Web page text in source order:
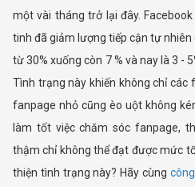
một vài tháng trở lại đây.
tinh đã giảm lượng tiếp cận tự
từ 30% xuống còn 7 % và nay là 3 -
Tình trạng này khiến không chỉ các
fanpage nhỏ cũng èo uột không
làm tốt việc chăm sóc fanpage,
thậm chỉ không thể đạt được mức
thiện tình trạng này? Hãy cùng